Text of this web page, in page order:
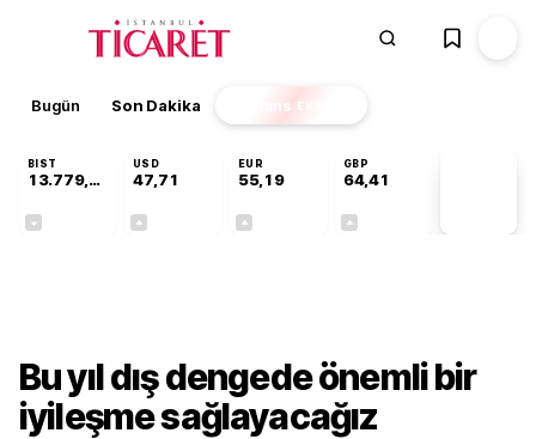
Bugün Son Dakika Finans EKSTRA
BIST
13.779,39
USD
47,71
EUR
55,19
GBP
64,41
Bu yıl dış dengede önemli bir
iyileşme sağlayacağız